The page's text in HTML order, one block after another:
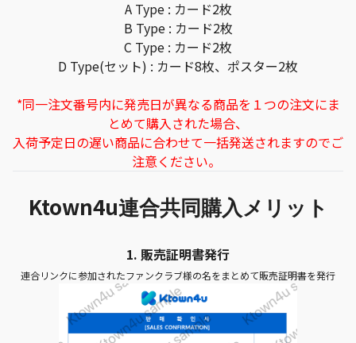
A Type : カード2枚
B Type : カード2枚
C Type : カード2枚
D Type(セット) : カード8枚、ポスター2枚
*同一注文番号内に発売日が異なる商品を１つの注文にま
とめて購入された場合、
入荷予定日の遅い商品に合わせて一括発送されますのでご
注意ください。
Ktown4u連合共同購入メリット
1. 販売証明書発行
連合リンクに参加されたファンクラブ様の名をまとめて販売証明書を発行